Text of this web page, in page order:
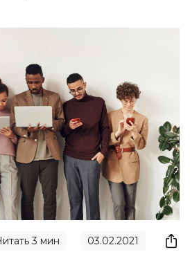
3 мин 03.02.2021